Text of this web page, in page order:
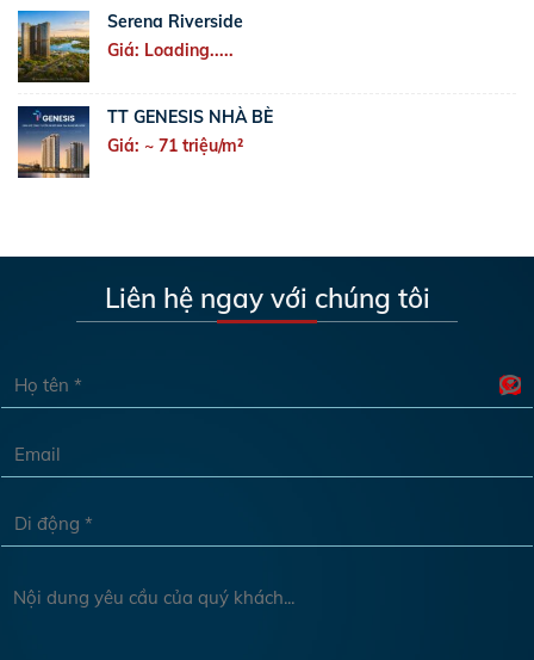
Serena Riverside
Giá: Loading.....
TT GENESIS NHÀ BÈ
Giá: ~ 71 triệu/m²
Liên hệ ngay với chúng tôi